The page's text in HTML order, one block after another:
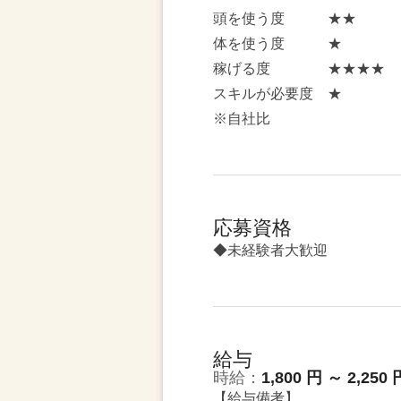
頭を使う度 ★★
体を使う度 ★
稼げる度 ★★★★
スキルが必要度 ★
※自社比
応募資格
◆未経験者大歓迎
給与
時給： 1,800 円 ～ 2,250
【給与備考】